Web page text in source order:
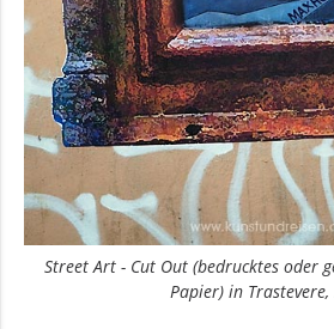
Street Art - Cut Out (bedrucktes oder
Papier) in Trastevere,